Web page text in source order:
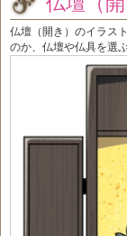
仏壇（開き）のイラス
のか、仏壇や仏具を選